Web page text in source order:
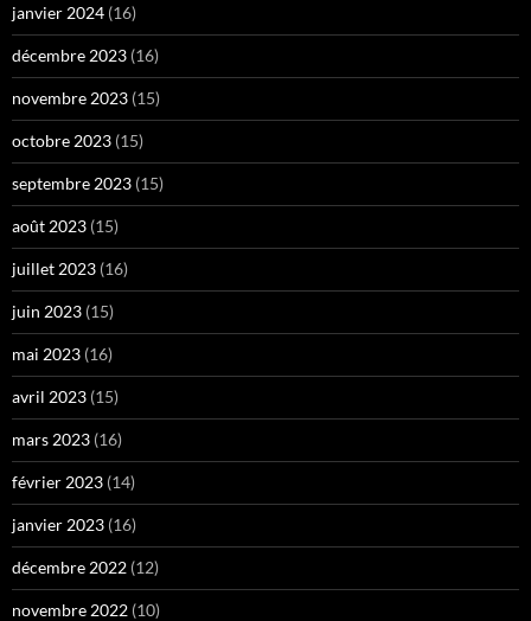
janvier 2024 (16)
décembre 2023 (16)
novembre 2023 (15)
octobre 2023 (15)
septembre 2023 (15)
août 2023 (15)
juillet 2023 (16)
juin 2023 (15)
mai 2023 (16)
avril 2023 (15)
mars 2023 (16)
février 2023 (14)
janvier 2023 (16)
décembre 2022 (12)
novembre 2022 (10)